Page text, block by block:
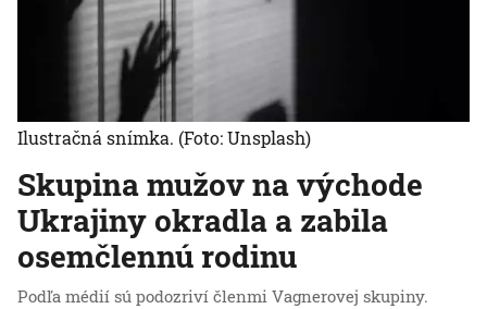
Skupina mužov na východe
Ukrajiny okradla a zabila
osemčlennú rodinu
Podľa médií sú podozriví členmi Vagnerovej skupiny.
Ilustračná snímka. (Foto: Unsplash)